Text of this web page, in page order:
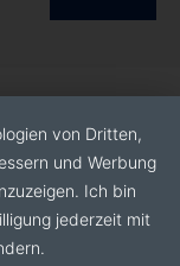
von Dritten,
und Werbung
Ich bin
jederzeit mit